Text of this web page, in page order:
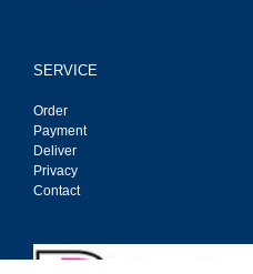
SERVICE
Order
Payment
Deliver
Privacy
Contact